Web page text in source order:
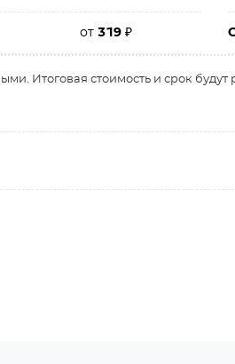
от319₽
Итоговая стоимость и срок